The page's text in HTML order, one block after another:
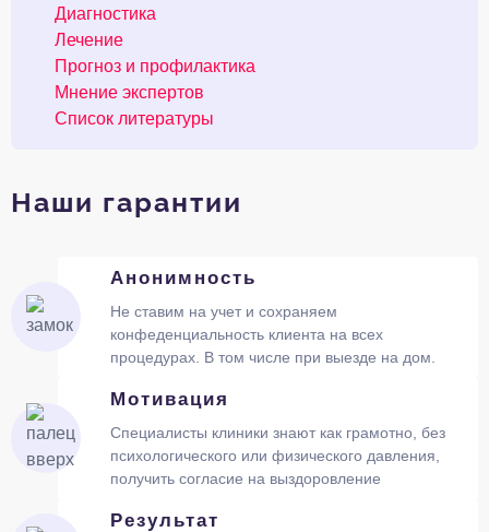
Диагностика
Лечение
Прогноз и профилактика
Мнение экспертов
Список литературы
Наши гарантии
Анонимность
Не ставим на учет и сохраняем
конфеденциальность клиента на всех
процедурах. В том числе при выезде на дом.
Мотивация
Специалисты клиники знают как грамотно, без
психологического или физического давления,
получить согласие на выздоровление
Результат